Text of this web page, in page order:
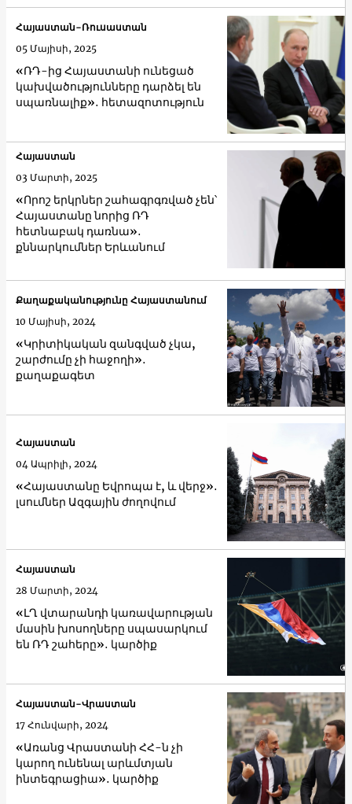
«ՌԴ-ից Հայաստանի ունեցած
կախվածությունները դարձել են
սպառնալիք»․ հետազոտություն
Հայաստան-Ռուսաստան
05 Մայիսի, 2025
«Որոշ երկրներ շահագրգռված չեն՝
Հայաստանը նորից ՌԴ
հետնաբակ դառնա»․
քննարկումներ Երևանում
Հայաստան
03 Մարտի, 2025
«Կրիտիկական զանգված չկա,
շարժումը չի հաջողի»․
քաղաքագետ
Քաղաքականությունը Հայաստանում
10 Մայիսի, 2024
«Հայաստանը Եվրոպա է, և վերջ»․
լսումներ Ազգային ժողովում
Հայաստան
04 Ապրիլի, 2024
«ԼՂ վտարանդի կառավարության
մասին խոսողները սպասարկում
են ՌԴ շահերը»․ կարծիք
Հայաստան
28 Մարտի, 2024
«Առանց Վրաստանի ՀՀ-ն չի
կարող ունենալ արևմտյան
ինտեգրացիա»․ կարծիք
Հայաստան-Վրաստան
17 Հունվարի, 2024